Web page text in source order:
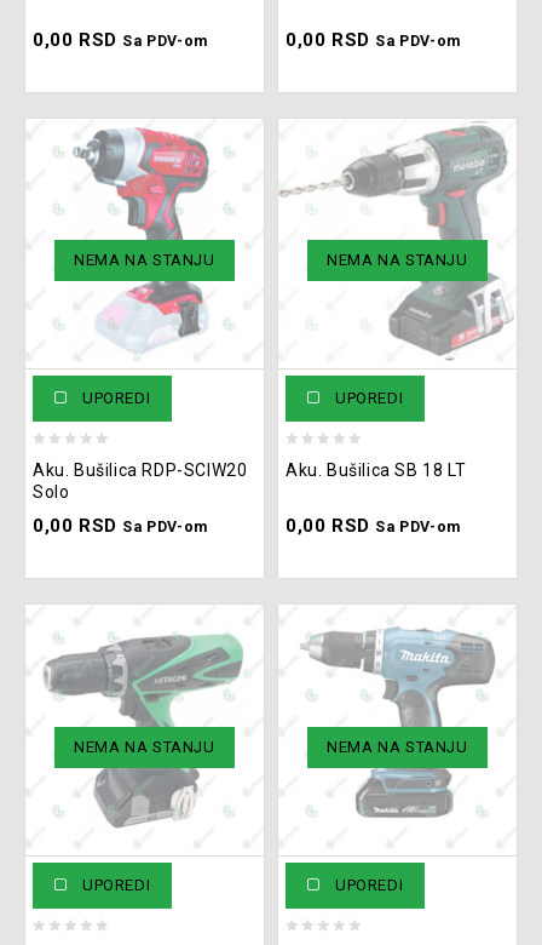
5
0,00 RSD Sa PDV-om
5
0,00 RSD Sa PDV-om
NEMA NA STANJU
UPOREDI
out
of
5
Aku. Bušilica RDP-SCIW20
Solo
0,00 RSD Sa PDV-om
NEMA NA STANJU
UPOREDI
out
5
Aku. Bušilica SB 18 LT
0,00 RSD Sa PDV-om
NEMA NA STANJU
UPOREDI
NEMA NA STANJU
UPOREDI